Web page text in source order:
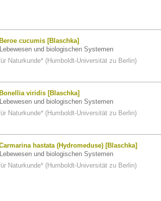
cucumis [Blaschka]
und biologischen Systemen
Naturkunde* (Humboldt-Universität zu Berlin)
viridis [Blaschka]
und biologischen Systemen
Naturkunde* (Humboldt-Universität zu Berlin)
hastata (Hydromeduse) [Blaschka]
und biologischen Systemen
Naturkunde* (Humboldt-Universität zu Berlin)